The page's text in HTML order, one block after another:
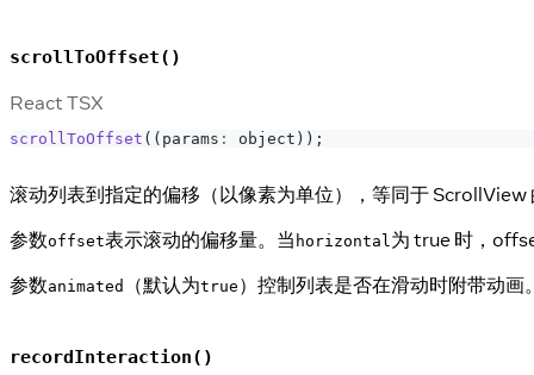
scrollToOffset()
React TSX
scrollToOffset ( ( params : object ) ) ;
滚动列表到指定的偏移（以像素为单位），等同于 ScrollView
参数offset表示滚动的偏移量。当 horizontal为 true 时，
参数animated （默认为true ）控制列表是否在滑动时附带动画
recordInteraction()